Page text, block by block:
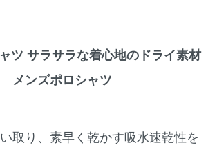
ツ サラサラな着心地のドライ素材
メンズポロシャツ
取り、素早く乾かす吸水速乾性を